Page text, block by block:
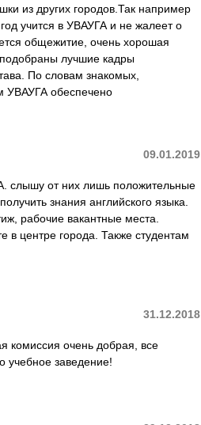
из других городов.Так например
учится в УВАУГА и не жалеет о
общежитие, очень хорошая
подобраны лучшие кадры
По словам знакомых,
УВАУГА обеспечено
09.01.2019
слышу от них лишь положительные
знания английского языка.
рабочие вакантные места.
центре города. Также студентам
31.12.2018
комиссия очень добрая, все
учебное заведение!